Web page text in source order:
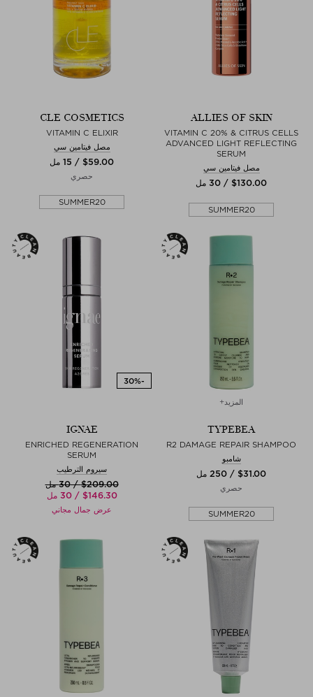
ALLIES OF SKIN
VITAMIN C 20% & CITRUS CELLS
ADVANCED LIGHT REFLECTING
SERUM
مصل فيتامين سي
$‌130.00 / 30 مل
SUMMER20
CLE COSMETICS
VITAMIN C ELIXIR
مصل فيتامين سي
$‌59.00 / 15 مل
حصري
SUMMER20
المزيد+
TYPEBEA
R2 DAMAGE REPAIR SHAMPOO
شامبو
$‌31.00 / 250 مل
حصري
SUMMER20
IGNAE
ENRICHED REGENERATION
SERUM
سيروم الترطيب
$‌209.00 / 30 مل
$‌146.30 / 30 مل
عرض جمال مجاني